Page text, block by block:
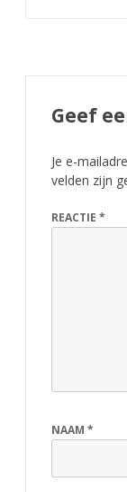
Geef
Je e-
velden zijn
REACTIE *
NAAM *